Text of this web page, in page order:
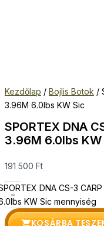
Kezdőlap / Bojlis Botok /
3.96M 6.0lbs KW Sic
SPORTEX DNA
3.96M 6.0lbs KW
191 500 Ft
-
DNA CS-3
KW Sic mennyiség
KOSÁRBA